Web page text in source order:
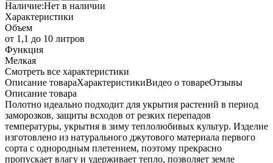
Наличие:Нет в наличии
Характеристики
Объем
от 1,1 до 10 литров
Функция
Мелкая
Cмотреть все характеристики
Описание товараХарактеристикиВидео о товареОтзывы
Описание товара
Полотно идеально подходит для укрытия растений в период
заморозков, защиты всходов от резких перепадов
температуры, укрытия в зиму теплолюбивых культур. Изделие
изготовлено из натурального джутового материала первого
сорта с однородным плетением, поэтому прекрасно
пропускает влагу и удерживает тепло, позволяет земле